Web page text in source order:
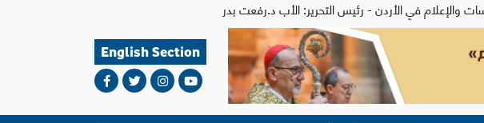
English Section